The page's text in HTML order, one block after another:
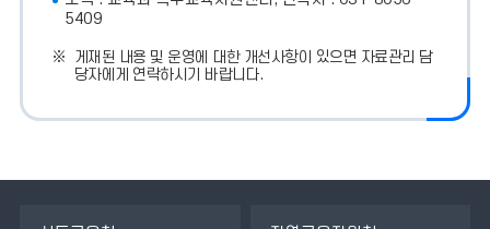
5409
게재된 내용 및 운영에 대한 개선사항이 있으면 자료관리 담
당자에게 연락하시기 바랍니다.